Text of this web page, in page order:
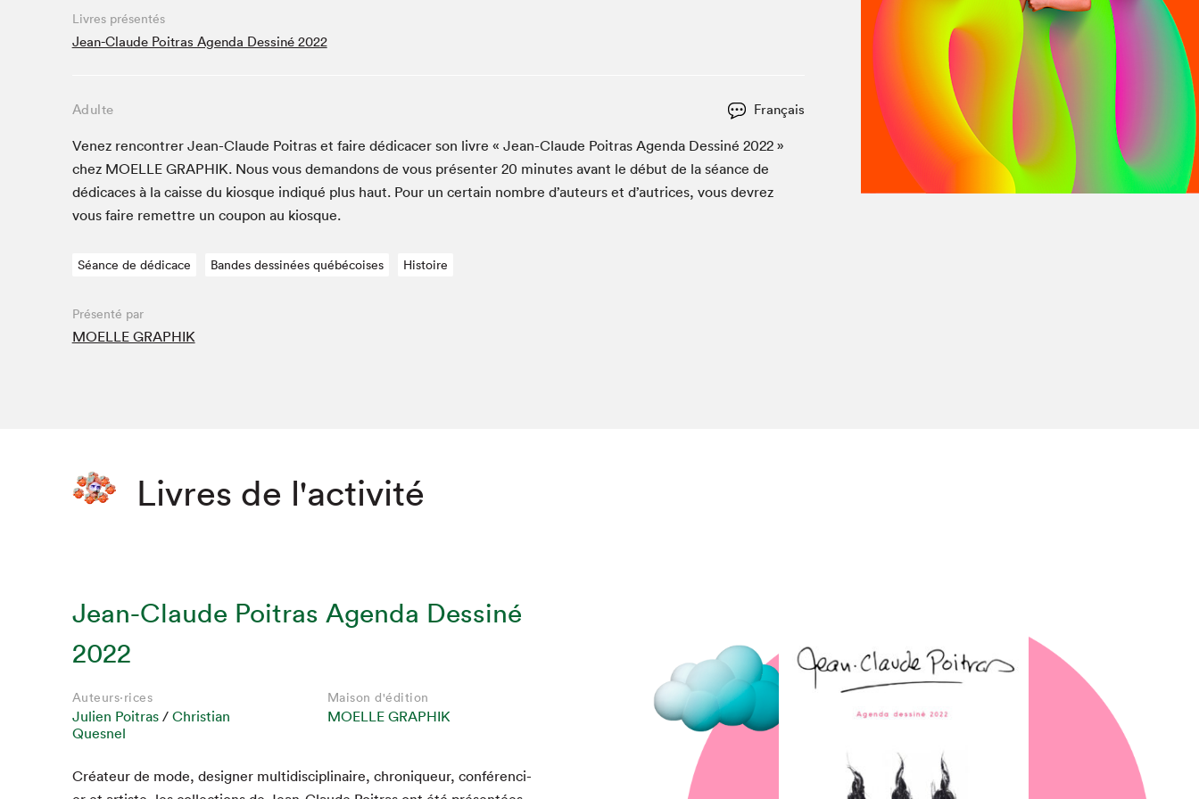
Café La Presse
Espace Côte-des-Neiges
La lecture en cadeau
Le grand jeu de lecture à voix haute du Salon du livre
de Montréal
Le Salon dans ta classe
Lettres québécoises au Salon
Liseur Public
Louisiane enracinée et branchée
Matinées scolaires Hydro-Québec
Mur des illustrateur·rice·s
À propos du Salon
Liste des exposant·e·s
Liste des auteur·rice·s
Livres présentés
Jean-Claude Poitras Agenda Dessiné 2022
Adulte Français
Venez ren­con­tr­er Jean-Claude Poitras et faire dédi­cac­er son livre « Jean-Claude Poitras Agen­da Dess­iné 2022»
chez MOELLE GRAPHIK. Nous vous deman­dons de vous présen­ter 20 min­utes avant le début de la séance de
dédi­caces à la caisse du kiosque indiqué plus haut. Pour un cer­tain nom­bre d’auteurs et d’autrices, vous devrez
vous faire remet­tre un coupon au kiosque.
Séance de dédicace Bandes dessinées québécoises Histoire
Présenté par
MOELLE GRAPHIK
Livres de l'activité
Jean-Claude Poitras Agenda Dessiné
2022
Auteurs·rices
Julien Poitras/ Christian
Quesnel
Maison d'édition
MOELLE GRAPHIK
Créa­teur de mode, design­er mul­ti­dis­ci­plinaire, chroniqueur, con­férenci­